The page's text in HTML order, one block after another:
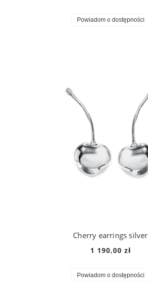
Powiadom o dostępności
Cherry earrings silver
1 190,00 zł
Powiadom o dostępności